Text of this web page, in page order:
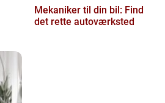
Mekaniker til din bil: Find
det rette autoværksted